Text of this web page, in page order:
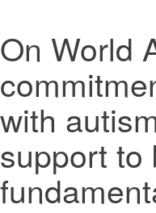
On World
with
support to